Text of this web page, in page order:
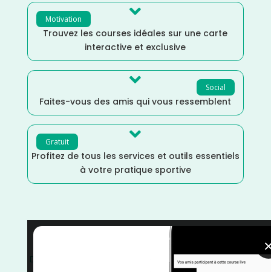
Motivation 
Trouvez les courses idéales sur une carte
interactive et exclusive
Social

Faites-vous des amis qui vous ressemblent
Gratuit 
Profitez de tous les services et outils essentiels
à votre pratique sportive
Distance Semi
Distance Faible/